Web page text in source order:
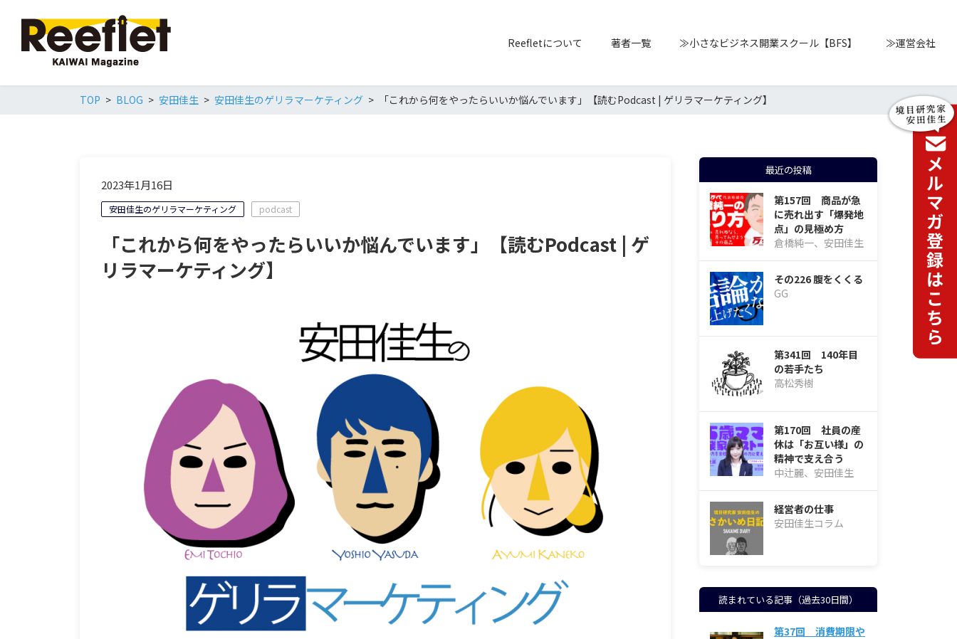
Reefletについて 著者一覧 ≫小さなビジネス開業スクール【BFS】 ≫運営会社
TOP BLOG 安田佳生 安田佳生のゲリラマーケティング 「これから何をやったらいいか悩んでいます」【読むPodcast | ゲリラマーケティング】
2023年1月16日
安田佳生のゲリラマーケティング podcast
「これから何をやったらいいか悩んでいます」【読むPodcast | ゲ
リラマーケティング】
最近の投稿
第157回 商品が急
に売れ出す「爆発地
点」の見極め方
倉橋純一、安田佳生
その226 腹をくくる
GG
第341回 140年目
の若手たち
高松秀樹
第170回 社員の産
休は「お互い様」の
精神で支え合う
中辻麗、安田佳生
経営者の仕事
安田佳生コラム
読まれている記事（過去30日間）
第37回 消費期限や